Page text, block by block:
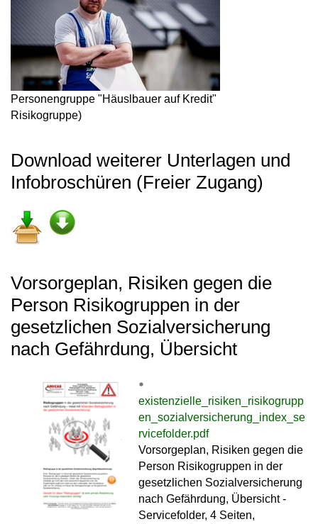
Personengruppe "Häuslbauer auf Kredit"
Risikogruppe)
Download weiterer Unterlagen und
Infobroschüren (Freier Zugang)
Vorsorgeplan, Risiken gegen die
Person Risikogruppen in der
gesetzlichen Sozialversicherung
nach Gefährdung, Übersicht
existenzielle_risiken_risikogrupp
en_sozialversicherung_index_se
rvicefolder.pdf
Vorsorgeplan, Risiken gegen die
Person Risikogruppen in der
gesetzlichen Sozialversicherung
nach Gefährdung, Übersicht -
Servicefolder, 4 Seiten,